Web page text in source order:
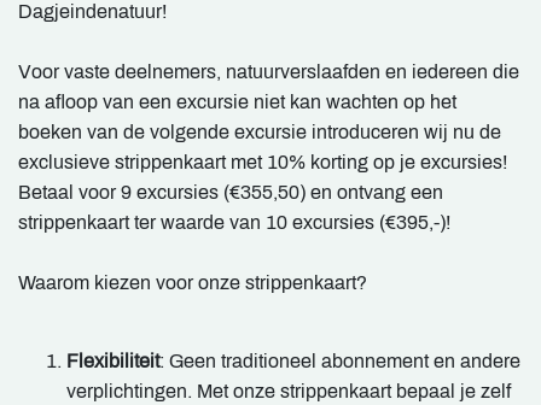
Dagjeindenatuur!
Voor vaste deelnemers, natuurverslaafden en iedereen die
na afloop van een excursie niet kan wachten op het
boeken van de volgende excursie introduceren wij nu de
exclusieve strippenkaart met 10% korting op je excursies!
Betaal voor 9 excursies (€355,50) en ontvang een
strippenkaart ter waarde van 10 excursies (€395,-)!
Waarom kiezen voor onze strippenkaart?
Flexibiliteit: Geen traditioneel abonnement en andere
verplichtingen. Met onze strippenkaart bepaal je zelf